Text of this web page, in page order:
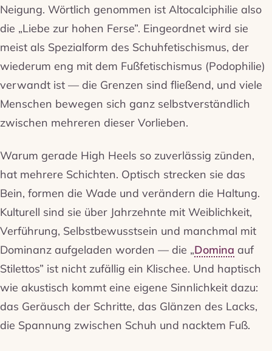
Neigung. Wörtlich genommen ist Altocalciphilie also
die „Liebe zur hohen Ferse”. Eingeordnet wird sie
meist als Spezialform des Schuhfetischismus, der
wiederum eng mit dem Fußfetischismus (Podophilie)
verwandt ist — die Grenzen sind fließend, und viele
Menschen bewegen sich ganz selbstverständlich
zwischen mehreren dieser Vorlieben.
Warum gerade High Heels so zuverlässig zünden,
hat mehrere Schichten. Optisch strecken sie das
Bein, formen die Wade und verändern die Haltung.
Kulturell sind sie über Jahrzehnte mit Weiblichkeit,
Verführung, Selbstbewusstsein und manchmal mit
Dominanz aufgeladen worden — die „Domina auf
Stilettos” ist nicht zufällig ein Klischee. Und haptisch
wie akustisch kommt eine eigene Sinnlichkeit dazu:
das Geräusch der Schritte, das Glänzen des Lacks,
die Spannung zwischen Schuh und nacktem Fuß.